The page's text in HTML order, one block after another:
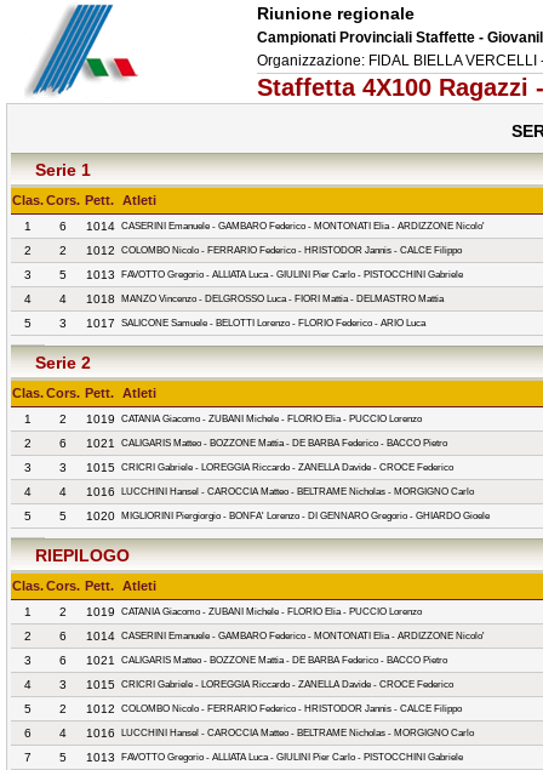
Riunione regionale
Campionati Provinciali Staffette -
Organizzazione: FIDAL BIELLA VERCELLI
Staffetta 4X100 Ragazzi
Serie 1
Clas.Cors. Pett. Atleti
1 6 1014 CASERINI Emanuele - GAMBARO Federico - MONTONATI Elia - ARDIZZONE Nicolo'
2 2 1012 COLOMBO Nicolo - FERRARIO Federico - HRISTODOR Jannis - CALCE Filippo
3 5 1013 FAVOTTO Gregorio - ALLIATA Luca - GIULINI Pier Carlo - PISTOCCHINI Gabriele
4 4 1018 MANZO Vincenzo - DELGROSSO Luca - FIORI Mattia - DELMASTRO Mattia
5 3 1017 SALICONE Samuele - BELOTTI Lorenzo - FLORIO Federico - ARIO Luca
Serie 2
Clas.Cors. Pett. Atleti
1 2 1019 CATANIA Giacomo - ZUBANI Michele - FLORIO Elia - PUCCIO Lorenzo
2 6 1021 CALIGARIS Matteo - BOZZONE Mattia - DE BARBA Federico - BACCO Pietro
3 3 1015 CRICRI Gabriele - LOREGGIA Riccardo - ZANELLA Davide - CROCE Federico
4 4 1016 LUCCHINI Hansel - CAROCCIA Matteo - BELTRAME Nicholas - MORGIGNO Carlo
5 5 1020 MIGLIORINI Piergiorgio - BONFA' Lorenzo - DI GENNARO Gregorio - GHIARDO Gioele
RIEPILOGO
Clas.Cors. Pett. Atleti
1 2 1019 CATANIA Giacomo - ZUBANI Michele - FLORIO Elia - PUCCIO Lorenzo
2 6 1014 CASERINI Emanuele - GAMBARO Federico - MONTONATI Elia - ARDIZZONE Nicolo'
3 6 1021 CALIGARIS Matteo - BOZZONE Mattia - DE BARBA Federico - BACCO Pietro
4 3 1015 CRICRI Gabriele - LOREGGIA Riccardo - ZANELLA Davide - CROCE Federico
5 2 1012 COLOMBO Nicolo - FERRARIO Federico - HRISTODOR Jannis - CALCE Filippo
6 4 1016 LUCCHINI Hansel - CAROCCIA Matteo - BELTRAME Nicholas - MORGIGNO Carlo
7 5 1013 FAVOTTO Gregorio - ALLIATA Luca - GIULINI Pier Carlo - PISTOCCHINI Gabriele